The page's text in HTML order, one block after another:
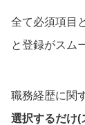
全て必須項目
と登録がスム
職務経歴に関
選択するだけ(